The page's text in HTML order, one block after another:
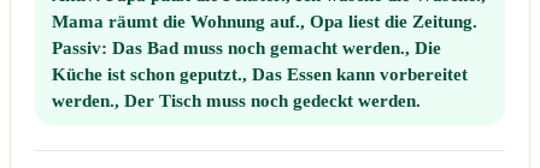
Mama räumt die Wohnung auf., Opa liest die Zeitung.
Passiv: Das Bad muss noch gemacht werden., Die
Küche ist schon geputzt., Das Essen kann vorbereitet
werden., Der Tisch muss noch gedeckt werden.